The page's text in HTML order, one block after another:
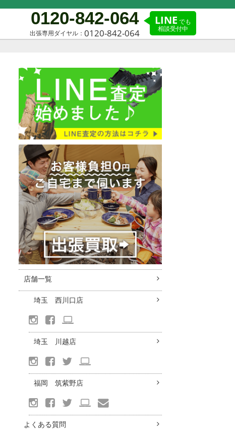
LINE でも
相談受付中
0120-842-064
出張専用ダイヤル： 0120-842-064
店舗一覧
埼玉 西川口店
埼玉 川越店
福岡 筑紫野店
よくある質問